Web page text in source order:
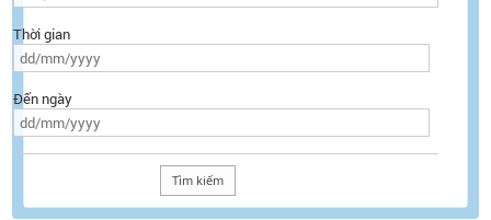
Thời gian
Đến ngày